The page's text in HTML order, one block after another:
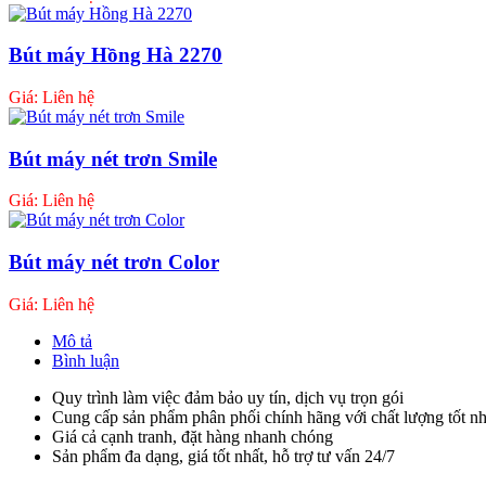
Bút máy Hồng Hà 2270
Giá: Liên hệ
Bút máy nét trơn Smile
Giá: Liên hệ
Bút máy nét trơn Color
Giá: Liên hệ
Mô tả
Bình luận
Quy trình làm việc đảm bảo uy tín, dịch vụ trọn gói
Cung cấp sản phẩm phân phối chính hãng với chất lượng tốt
Giá cả cạnh tranh, đặt hàng nhanh chóng
Sản phẩm đa dạng, giá tốt nhất, hỗ trợ tư vấn 24/7